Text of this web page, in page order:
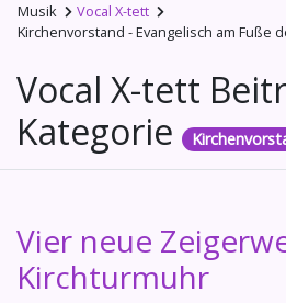
Musik
Vocal X-tett
Kirchenvorstand - Evangelisch am Fuße
Vocal X-tett
Kategorie
Vier neue
Kirchturmuhr